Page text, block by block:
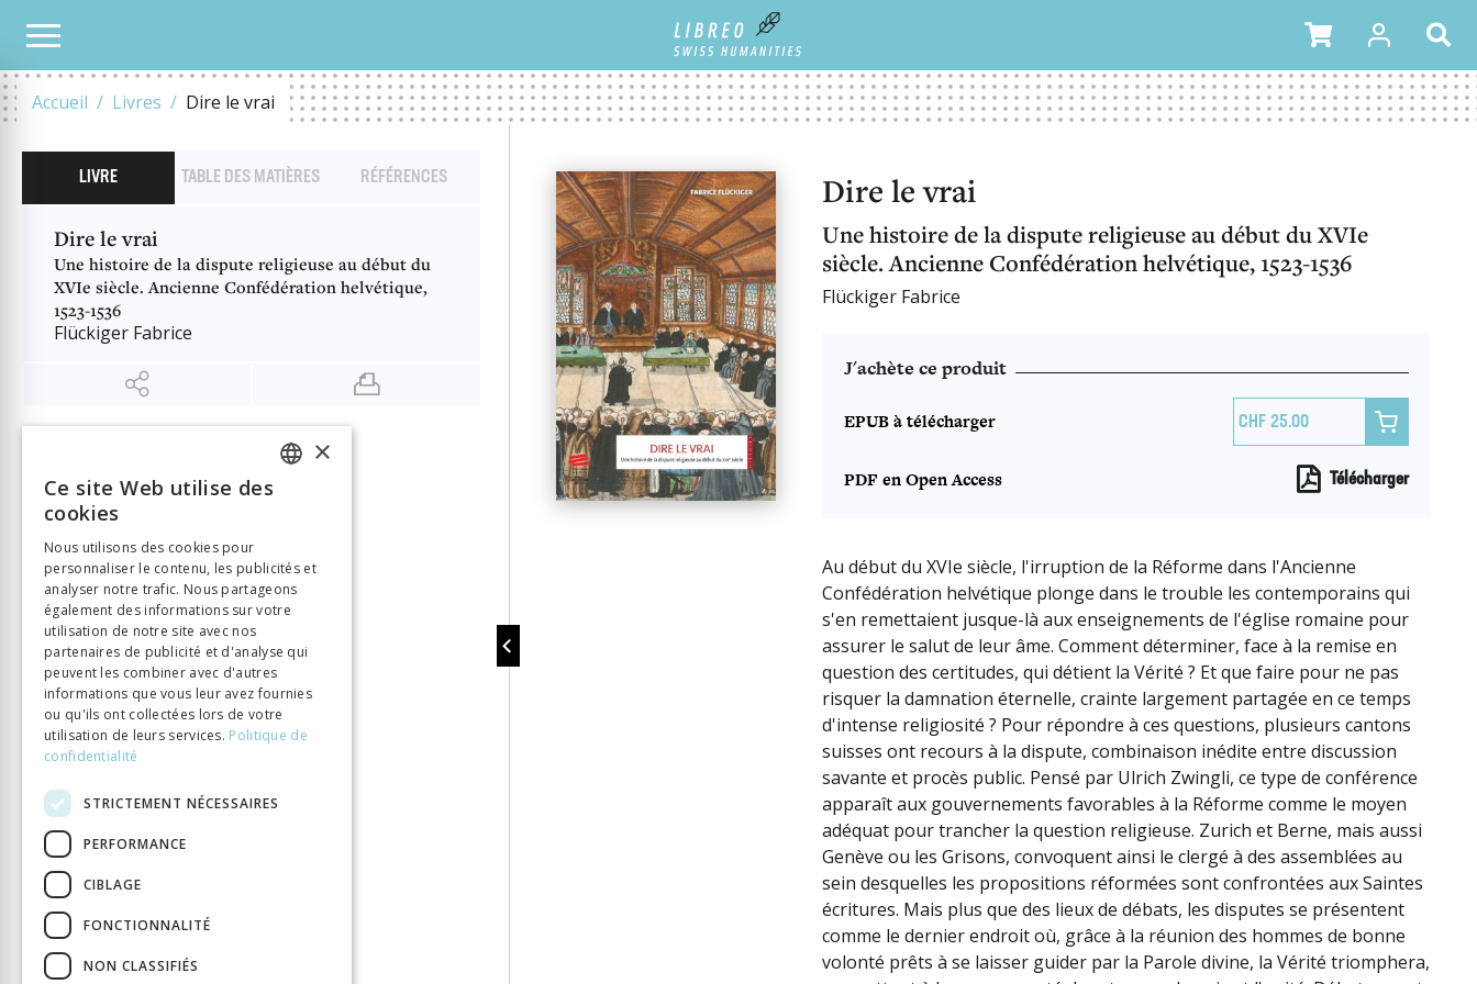
Accueil Livres Dire le vrai
NOTRE CATALOGUE
Dire le vrai
Une histoire de la dispute religieuse au début du XVIe
siècle. Ancienne Confédération helvétique, 1523-1536
Flückiger Fabrice
J'achète ce produit
EPUB à télécharger 25.00 
PDF en Open Access Télécharger
Au début du XVIe siècle, l'irruption de la Réforme dans l'Ancienne
Confédération helvétique plonge dans le trouble les contemporains qui
s'en remettaient jusque-là aux enseignements de l'église romaine pour
assurer le salut de leur âme. Comment déterminer, face à la remise en
question des certitudes, qui détient la Vérité ? Et que faire pour ne pas
risquer la damnation éternelle, crainte largement partagée en ce temps
d'intense religiosité ? Pour répondre à ces questions, plusieurs cantons
suisses ont recours à la dispute, combinaison inédite entre discussion
savante et procès public. Pensé par Ulrich Zwingli, ce type de conférence
apparaît aux gouvernements favorables à la Réforme comme le moyen
adéquat pour trancher la question religieuse. Zurich et Berne, mais aussi
Genève ou les Grisons, convoquent ainsi le clergé à des assemblées au
sein desquelles les propositions réformées sont confrontées aux Saintes
écritures. Mais plus que des lieux de débats, les disputes se présentent
comme le dernier endroit où, grâce à la réunion des hommes de bonne
volonté prêts à se laisser guider par la Parole divine, la Vérité triomphera,
LIVRE TABLE DES MATIÈRES RÉFÉRENCES
Dire le vrai
Une histoire de la dispute religieuse au début du
XVIe siècle. Ancienne Confédération helvétique,
1523-1536
Flückiger Fabrice
Langue
Français
Collection
Histoire
Nombre de pages
508
Parution
1 janv. 2018
Format
16x24
Type de livre
Monographie
DOI
10.33055/ALPHIL.03077
ITALIAN
×
Ce site Web utilise des
cookies
Nous utilisons des cookies pour
personnaliser le contenu, les publicités et
analyser notre trafic. Nous partageons
également des informations sur votre
utilisation de notre site avec nos
partenaires de publicité et d'analyse qui
peuvent les combiner avec d'autres
informations que vous leur avez fournies
ou qu'ils ont collectées lors de votre
utilisation de leurs services. Politique de
confidentialité
STRICTEMENT NÉCESSAIRES
PERFORMANCE
CIBLAGE
FONCTIONNALITÉ
NON CLASSIFIÉS